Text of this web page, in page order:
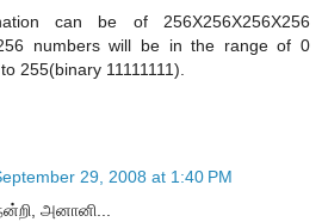
can be of 256X256X256X256
numbers will be in the range of 0
255(binary 11111111).
29, 2008 at 1:40 PM
அனானி...